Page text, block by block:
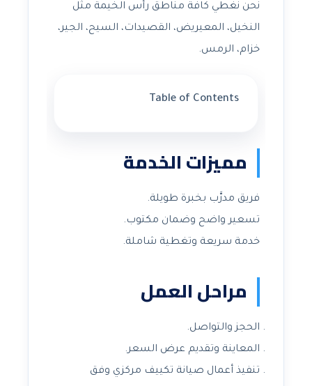
نحن نغطي كافة مناطق رأس الخيمة مثل
النخيل، المعيريض، القصيدات، السيح، الجير،
خزام، الرمس.
Table of Contents
مميزات الخدمة
فريق مدرَّب بخبرة طويلة.
تسعير واضح وضمان مكتوب.
خدمة سريعة وتغطية شاملة.
مراحل العمل
الحجز والتواصل.
المعاينة وتقديم عرض السعر.
تنفيذ أعمال صيانة تكييف مركزي وفق